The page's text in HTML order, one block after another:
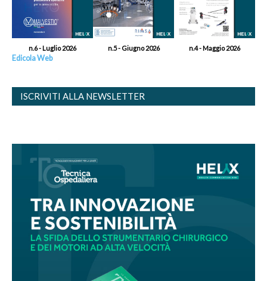
n.6 - Luglio 2026 n.5 - Giugno 2026 n.4 - Maggio 2026
Edicola Web
ISCRIVITI ALLA NEWSLETTER